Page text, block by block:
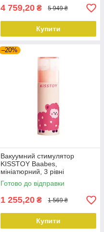
4 759,20 ₴ 5 949 ₴
Купити
–20%
Вакуумний стимулятор
KISSTOY Baabes,
мініатюрний, 3 рівні
інтенсивності вакууму
Готово до відправки
1 255,20 ₴ 1 569 ₴
Купити